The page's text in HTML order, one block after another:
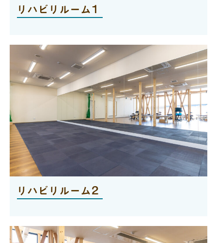
リハビリルーム1
リハビリルーム2